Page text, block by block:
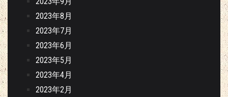
2023年8月
2023年7月
2023年6月
2023年5月
2023年4月
2023年2月